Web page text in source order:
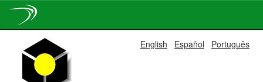
navigation
English Español Português